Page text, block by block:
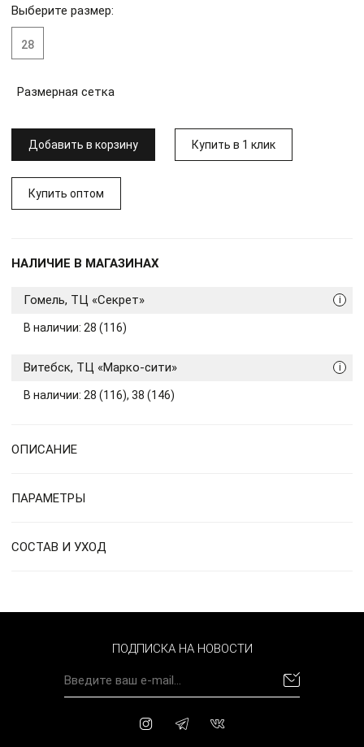
Выберите размер:
28
Размерная сетка
Добавить в корзину Купить в 1 клик
Купить оптом
НАЛИЧИЕ В МАГАЗИНАХ
i
Гомель, ТЦ «Секрет»
В наличии: 28 (116)
i
Витебск, ТЦ «Марко-сити»
В наличии: 28 (116), 38 (146)
ОПИСАНИЕ
ПАРАМЕТРЫ
СОСТАВ И УХОД
ПОДПИСКА НА НОВОСТИ